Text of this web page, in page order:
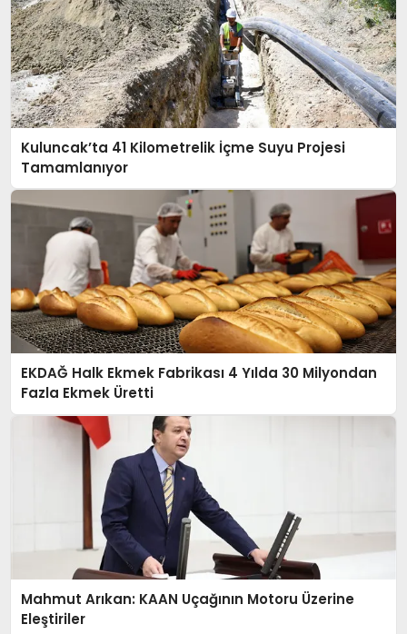
Kuluncak’ta 41 Kilometrelik İçme Suyu Projesi
Tamamlanıyor
EKDAĞ Halk Ekmek Fabrikası 4 Yılda 30 Milyondan
Fazla Ekmek Üretti
Mahmut Arıkan: KAAN Uçağının Motoru Üzerine
Eleştiriler